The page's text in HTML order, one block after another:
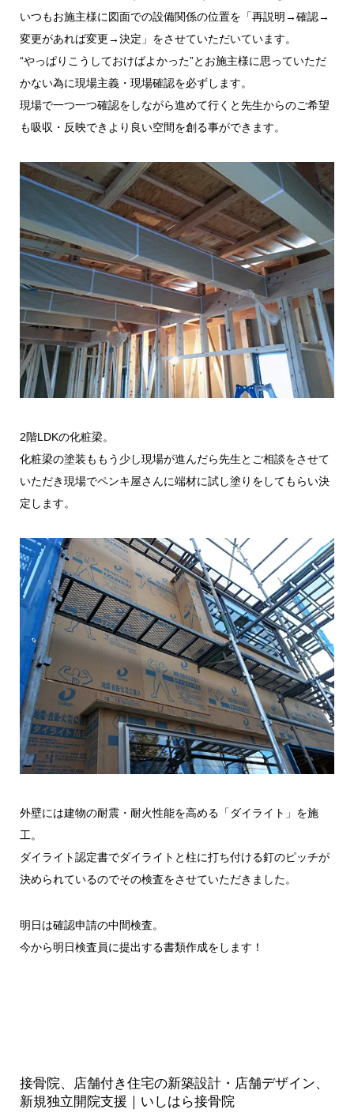
いつもお施主様に図面での設備関係の位置を「再説明→確認→
変更があれば変更→決定」をさせていただいています。
“やっぱりこうしておけばよかった”とお施主様に思っていただ
かない為に現場主義・現場確認を必ずします。
現場で一つ一つ確認をしながら進めて行くと先生からのご希望
も吸収・反映できより良い空間を創る事ができます。
2階LDKの化粧梁。
化粧梁の塗装ももう少し現場が進んだら先生とご相談をさせて
いただき現場でペンキ屋さんに端材に試し塗りをしてもらい決
定します。
外壁には建物の耐震・耐火性能を高める「ダイライト」を施
工。
ダイライト認定書でダイライトと柱に打ち付ける釘のピッチが
決められているのでその検査をさせていただきました。
明日は確認申請の中間検査。
今から明日検査員に提出する書類作成をします！
接骨院、店舗付き住宅の新築設計・店舗デザイン、
新規独立開院支援｜いしはら接骨院